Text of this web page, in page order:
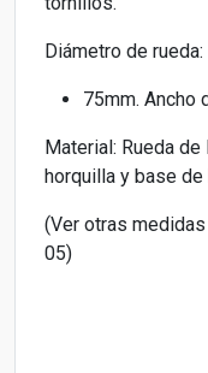
Diámetro de rueda:
75mm. Ancho
Material: Rueda
horquilla y base
(Ver otras
05)